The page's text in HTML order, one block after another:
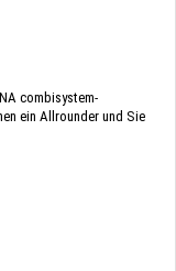
combisystem-
ein Allrounder und Sie